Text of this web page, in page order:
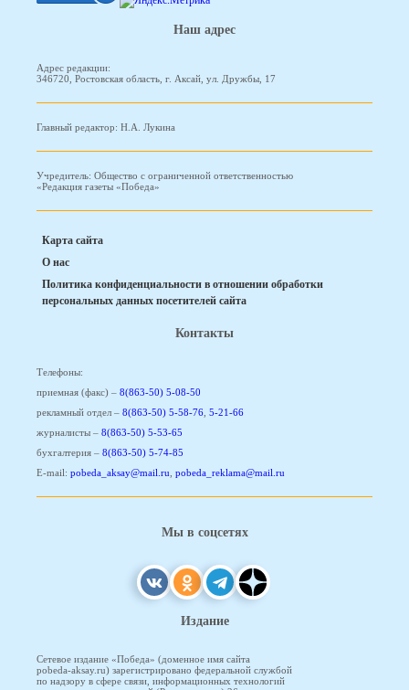
Наш адрес
Адрес редакции:
346720, Ростовская область, г. Аксай, ул. Дружбы, 17
Главный редактор: Н.А. Лукина
Учредитель: Общество с ограниченной ответственностью
«Редакция газеты «Победа»
Карта сайта
О нас
Политика конфиденциальности в отношении обработки
персональных данных посетителей сайта
Контакты
Телефоны:
приемная (факс) – 8(863-50) 5-08-50
рекламный отдел – 8(863-50) 5-58-76 5-21-66
журналисты – 8(863-50) 5-53-65
бухгалтерия – 8(863-50) 5-74-85
E-mail: pobeda_aksay@mail.ru pobeda_reklama@mail.ru
Мы в соцсетях
Издание
Сетевое издание «Победа» (доменное имя сайта
pobeda-aksay.ru) зарегистрировано федеральной службой
по надзору в сфере связи, информационных технологий